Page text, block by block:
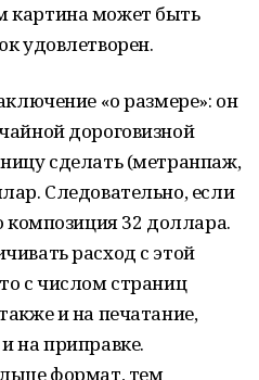
картина может быть
удовлетворен.
«о размере»: он
дороговизной
сделать (метранпаж,
Следовательно, если
композиция 32 доллара.
расход с этой
с числом страниц
и на печатание,
на приправке.
формат, тем